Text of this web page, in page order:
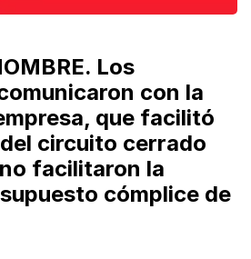
Los
con la
que facilitó
circuito cerrado
facilitaron la
cómplice de